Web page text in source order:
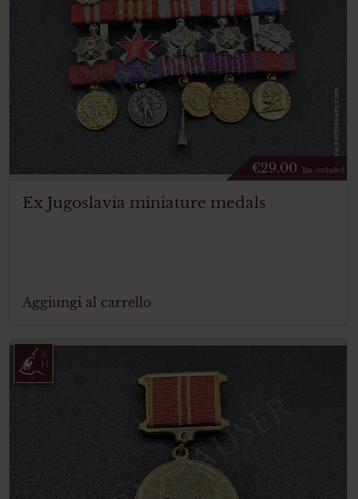
€29.00 Tax. included
Ex Jugoslavia miniature medals
Aggiungi al carrello